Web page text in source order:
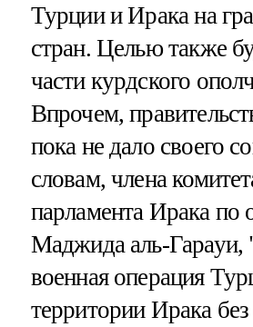
Турции и Ирака на
стран. Целью также
части курдского
Впрочем,
пока не дало своего
словам, члена
парламента Ирака по
Маджида аль-Гарауи,
военная операция
территории Ирака без